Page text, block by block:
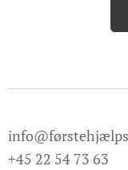
+45 22 54 73 63